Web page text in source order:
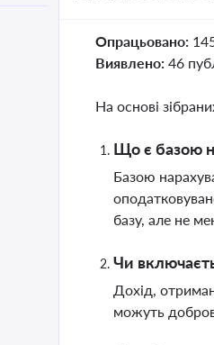
Опрацьовано:
Виявлено: 46
На основі
Що є базою
Базою
базу, але не
Чи
Дохід,
можуть